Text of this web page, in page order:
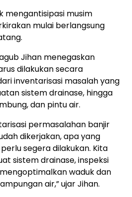
mengantisipasi musim
mulai berlangsung
Jihan menegaskan
dilakukan secara
inventarisasi masalah yang
sistem drainase, hingga
dan pintu air.
permasalahan banjir
dikerjakan, apa yang
segera dilakukan. Kita
sistem drainase, inspeksi
waduk dan
air,” ujar Jihan.